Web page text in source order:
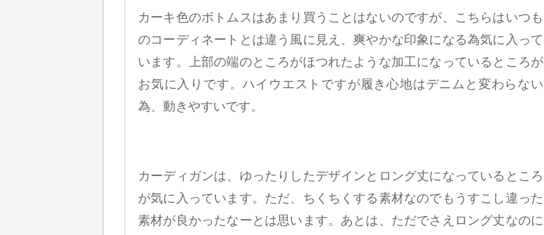
カーキ色のボトムスはあまり買うことはないのですが、こちらはいつも
のコーディネートとは違う風に見え、爽やかな印象になる為気に入って
います。上部の端のところがほつれたような加工になっているところが
お気に入りです。ハイウエストですが履き心地はデニムと変わらない
為、動きやすいです。
カーディガンは、ゆったりしたデザインとロング丈になっているところ
が気に入っています。ただ、ちくちくする素材なのでもうすこし違った
素材が良かったなーとは思います。あとは、ただでさえロング丈なのに